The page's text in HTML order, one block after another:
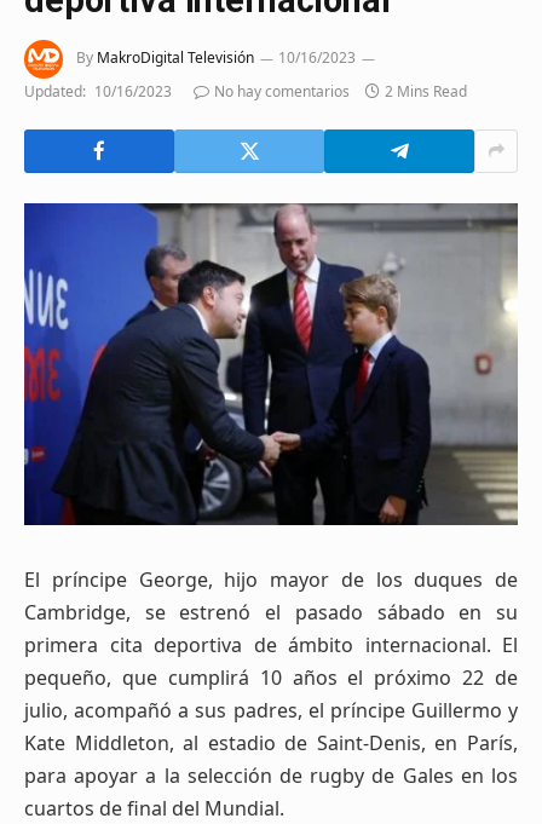
By MakroDigital Televisión
10/16/2023
Updated: 10/16/2023 No hay comentarios 2 Mins Read
El príncipe George, hijo mayor de los duques de
Cambridge, se estrenó el pasado sábado en su
primera cita deportiva de ámbito internacional. El
pequeño, que cumplirá 10 años el próximo 22 de
julio, acompañó a sus padres, el príncipe Guillermo y
Kate Middleton, al estadio de Saint-Denis, en París,
para apoyar a la selección de rugby de Gales en los
cuartos de final del Mundial.